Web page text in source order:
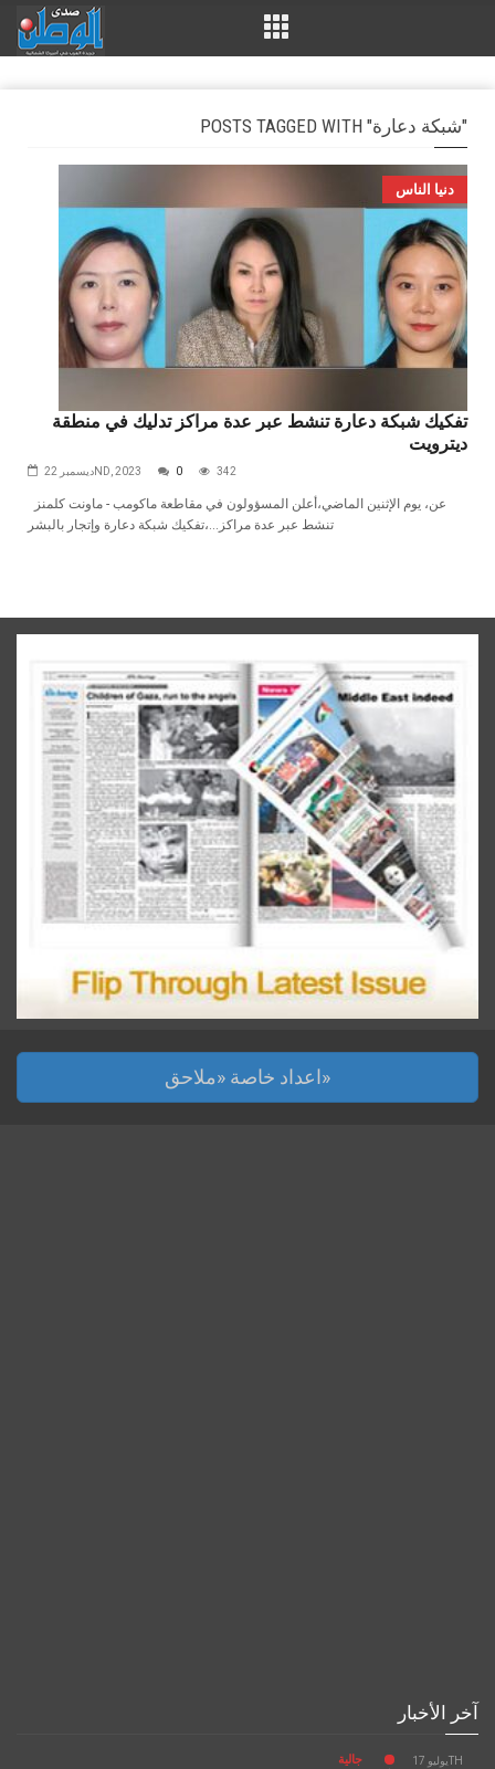
POSTS TAGGED WITH "شبكة دعارة"
دنيا الناس
تفكيك شبكة دعارة تنشط عبر عدة مراكز تدليك في منطقة
ديترويت
ديسمبر 22ND, 2023 0 342
اعداد خاصة «ملاحق»
آخر الأخبار
يوليو 17TH
جالية